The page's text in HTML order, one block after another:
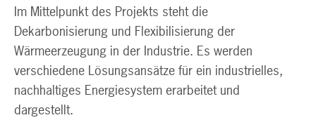
Im Mittelpunkt des Projekts steht die
Dekarbonisierung und Flexibilisierung der
Wärmeerzeugung in der Industrie. Es werden
verschiedene Lösungsansätze für ein industrielles,
nachhaltiges Energiesystem erarbeitet und
dargestellt.